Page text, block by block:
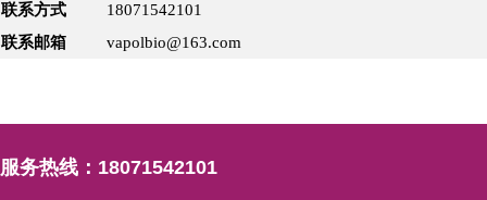
联系方式
18071542101
联系邮箱
vapolbio@163.com
服务热线： 18071542101